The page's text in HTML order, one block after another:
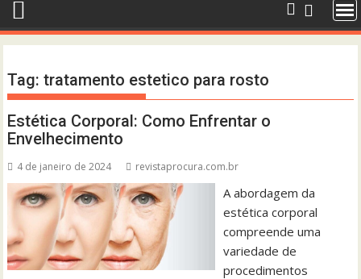
Tag:tratamento estetico para rosto
Estética Corporal: Como Enfrentar o
Envelhecimento
4 de janeiro de 2024 revistaprocura.com.br
A abordagem da
estética corporal
compreende uma
variedade de
procedimentos